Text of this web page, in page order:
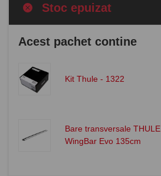
Stoc epuizat
Acest pachet contine
Kit Thule - 1322
Bare transversale THULE
WingBar Evo 135cm